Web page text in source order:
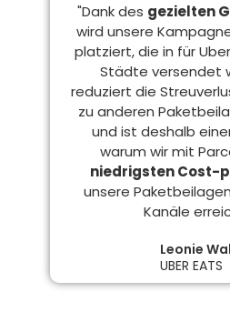
"Dank des gezielten
wird unsere
platziert, die in für
Städte versendet
reduziert die
zu anderen
und ist deshalb
warum wir mit
niedrigsten Cost-
unsere
Kanäle
Leonie
UBER EATS